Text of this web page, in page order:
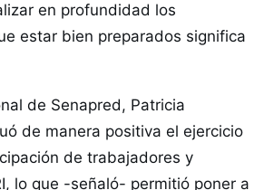
en profundidad los
estar bien preparados significa
de Senapred, Patricia
de manera positiva el ejercicio
de trabajadores y
lo que -señaló- permitió poner a